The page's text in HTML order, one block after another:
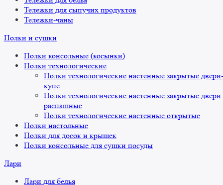
Тележки для сыпучих продуктов
Тележки-чаны
Полки и сушки
Полки консольные (косынки)
Полки технологические
Полки технологические настенные закрытые двери-
купе
Полки технологические настенные закрытые двери
распашные
Полки технологические настенные открытые
Полки настольные
Полки для досок и крышек
Полки консольные для сушки посуды
Лари
Лари для белья